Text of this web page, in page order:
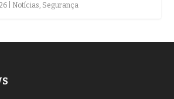
Notícias, Segurança